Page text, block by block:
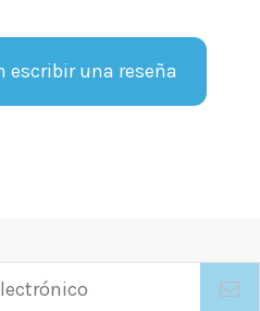
escribir una reseña